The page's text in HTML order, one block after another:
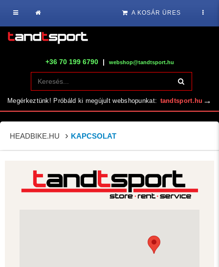
+36 70 199 6790 | webshop@tandtsport.hu
A KOSÁR ÜRES
Megérkeztünk! Próbáld ki megújult webshopunkat: tandtsport.hu →
HEADBIKE.HU KAPCSOLAT